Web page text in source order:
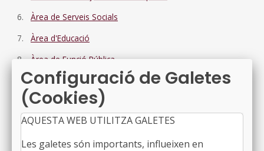
Àrea de Serveis Socials
Àrea d'Educació
Àrea de Funció Pública
Àrea d'Administració, Hisenda i Finançament
Àrea de Sanitat i Salut Pública
Àrea d'Esports
Àrea de Cooperació i Solidaritat
Configuració de Galetes
(Cookies)
AQUESTA WEB UTILITZA GALETES
Les galetes són importants, influeixen en